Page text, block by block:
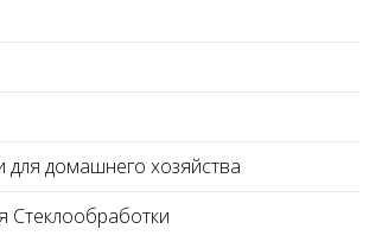
для домашнего хозяйства
Стеклообработки